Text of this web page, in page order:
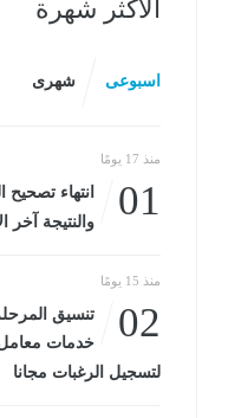
الأكثر شهرة
اسبوعى شهرى
منذ 17 يومًا
01
انتهاء تصحيح
والنتيجة آخر
منذ 15 يومًا
02
خدمات معامل
لتسجيل الرغبات مجانا